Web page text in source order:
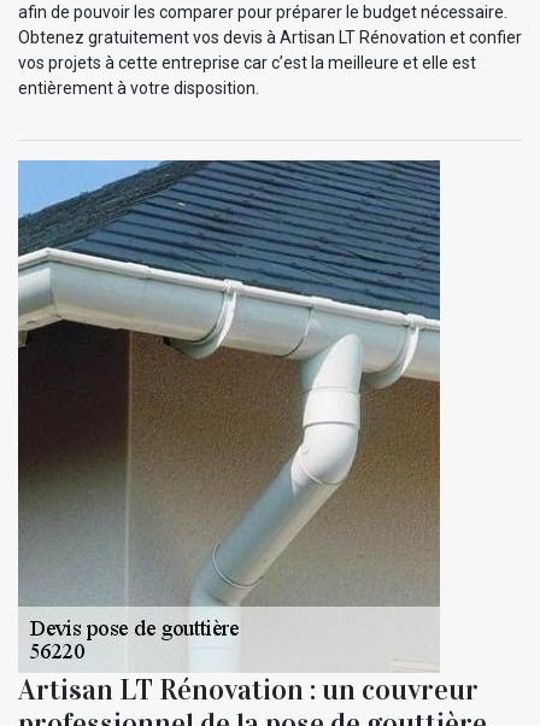
afin de pouvoir les comparer pour préparer le budget nécessaire.
Obtenez gratuitement vos devis à Artisan LT Rénovation et confier
vos projets à cette entreprise car c’est la meilleure et elle est
entièrement à votre disposition.
Artisan LT Rénovation : un couvreur